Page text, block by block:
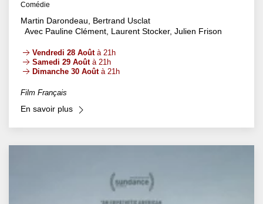
Comédie
Martin Darondeau, Bertrand Usclat
Avec Pauline Clément, Laurent Stocker, Julien Frison
Vendredi 28 Aoûtà 21h
Samedi 29 Aoûtà 21h
Dimanche 30 Aoûtà 21h
Film Français
En savoir plus